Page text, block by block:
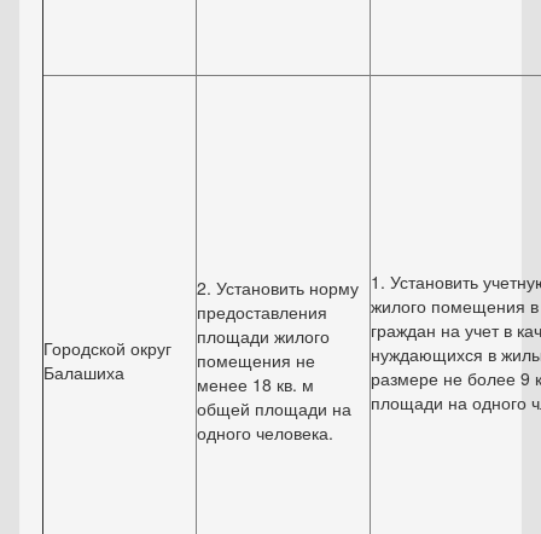
Городской округ
Балашиха
2. Установить норму
предоставления
площади жилого
помещения не
менее 18 кв. м
общей площади на
одного человека.
1. Установить
жилого помещения
граждан на учет в
нуждающихся в
размере не более 9
площади на одного